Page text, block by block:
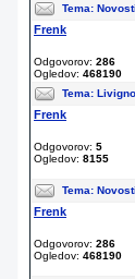
Tema:
Frenk
Odgovorov: 286
Ogledov: 468190
Tema:
Frenk
Odgovorov: 5
Ogledov: 8155
Tema:
Frenk
Odgovorov: 286
Ogledov: 468190